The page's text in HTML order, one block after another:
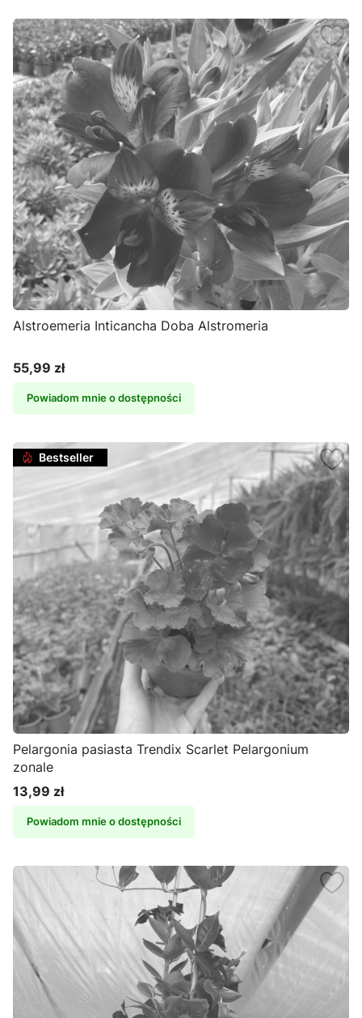
Alstroemeria Inticancha Doba Alstromeria
Cena
55,99 zł
Powiadom mnie o dostępności
Bestseller
Pelargonia pasiasta Trendix Scarlet Pelargonium
zonale
Cena
13,99 zł
Powiadom mnie o dostępności